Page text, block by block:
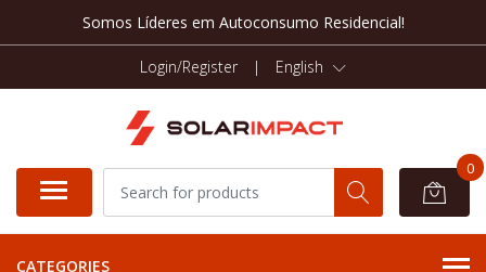
Somos Líderes em Autoconsumo Residencial!
Login/Register | English
0
CATEGORIES